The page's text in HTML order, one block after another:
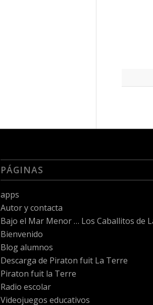
PÁGINAS
apps
Autor y contacta
Bajo el Mar Menor … Los Caballitos de
Bienvenido
Blog alumnos
Descarga de Piraton fuit La Terre
Piraton fuit la Terre
Radio escolar
Videojuegos educativos